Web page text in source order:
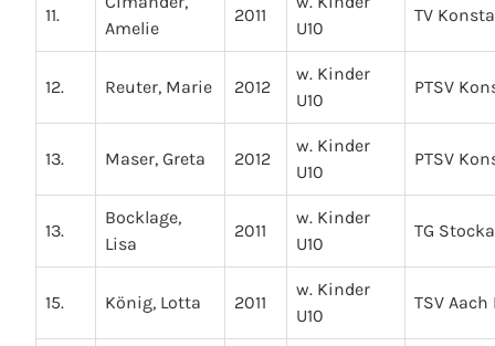
11.
Amelie
2011
U10
TV
12. Reuter, Marie 2012
w. Kinder
U10
PTSV
13. Maser, Greta 2012
w. Kinder
U10
PTSV
13.
Bocklage,
Lisa
2011
w. Kinder
U10
TG
15. König, Lotta 2011
w. Kinder
U10
TSV Aach